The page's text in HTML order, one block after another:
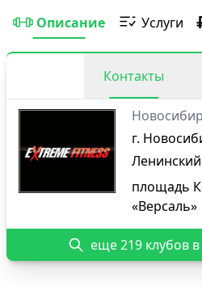
Описание Услуги
Контакты
г.
площадь
«Версаль»
еще 219 клубов